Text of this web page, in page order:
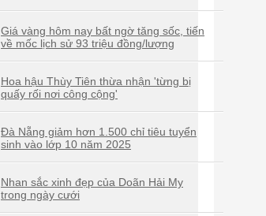
Giá vàng hôm nay bất ngờ tăng sốc, tiến
về mốc lịch sử 93 triệu đồng/lượng
Hoa hậu Thùy Tiên thừa nhận 'từng bị
quấy rối nơi công cộng'
Đà Nẵng giảm hơn 1.500 chỉ tiêu tuyển
sinh vào lớp 10 năm 2025
Nhan sắc xinh đẹp của Doãn Hải My
trong ngày cưới